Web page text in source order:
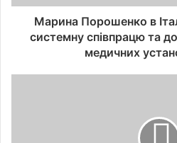
Марина Порошенко в
системну співпрацю та
медичних